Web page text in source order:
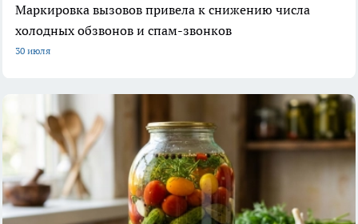
Маркировка вызовов привела к снижению числа
холодных обзвонов и спам-звонков
30 июля